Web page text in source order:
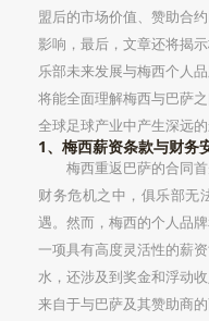
盟后的市场价值、赞助合
影响，最后，文章还将揭
乐部未来发展与梅西个人
将能全面理解梅西与巴萨
全球足球产业中产生深远的
1、梅西薪资条款与财务
梅西重返巴萨的合同
财务危机之中，俱乐部无
遇。然而，梅西的个人品
一项具有高度灵活性的薪
水，还涉及到奖金和浮动
来自于与巴萨及其赞助商的